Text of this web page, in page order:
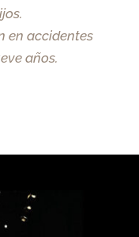
en accidentes
años.